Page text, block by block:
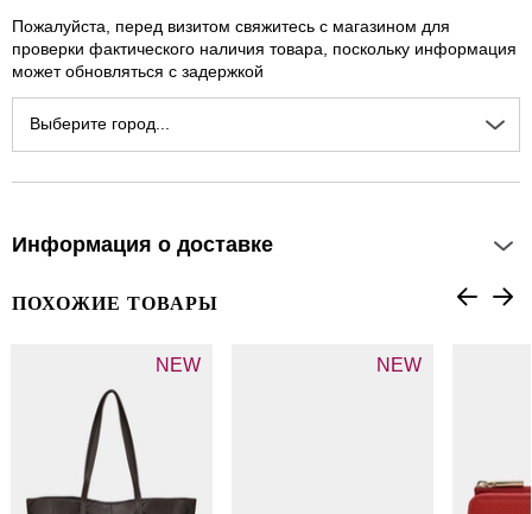
Пожалуйста, перед визитом свяжитесь с магазином для
проверки фактического наличия товара, поскольку информация
может обновляться с задержкой
Выберите город...
Информация о доставке
ПОХОЖИЕ ТОВАРЫ
NEW NEW